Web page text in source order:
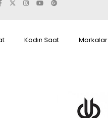
Kadın Saat Markalar